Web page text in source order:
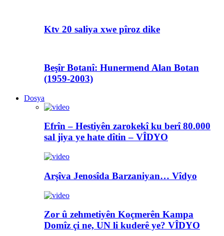
Ktv 20 saliya xwe pîroz dike
Beşîr Botanî: Hunermend Alan Botan
(1959-2003)
Dosya
Efrîn – Hestiyên zarokekî ku berî 80.000
sal jiya ye hate dîtin – VÎDYO
Arşîva Jenosîda Barzaniyan… Vîdyo
Zor û zehmetiyên Koçmerên Kampa
Domîz çi ne, UN li kuderê ye? VÎDYO